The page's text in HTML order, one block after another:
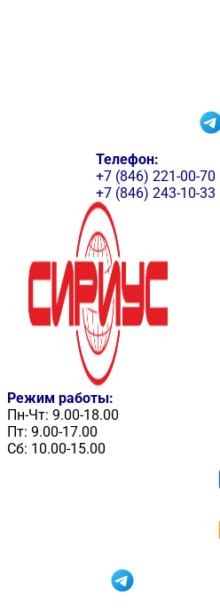
Телефон:
+7 (846) 221-00-70
+7 (846) 243-10-33
Режим работы:
Пн-Чт: 9.00-18.00
Пт: 9.00-17.00
Сб: 10.00-15.00